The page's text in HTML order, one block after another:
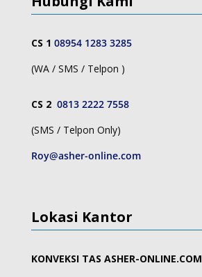
CS 1 08954 1283 3285
(WA / SMS / Telpon )
CS 2 0813 2222 7558
(SMS / Telpon Only)
Roy@asher-online.com
Lokasi Kantor
KONVEKSI TAS ASHER-ONLINE.COM